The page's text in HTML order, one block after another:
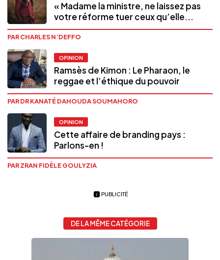
« Madame la ministre, ne laissez pas
votre réforme tuer ceux qu’elle...
PAR CHARLES N’DEFFO
OPINION
Ramsès de Kimon : Le Pharaon, le
reggae et l’éthique du pouvoir
PAR DR KANATÉ DAHOUDA SOUMAHORO
OPINION
Cette affaire de branding pays :
Parlons-en !
PAR ZRAN FIDÈLE GOULYZIA
PUBLICITÉ
DE LA MÊME CATÉGORIE